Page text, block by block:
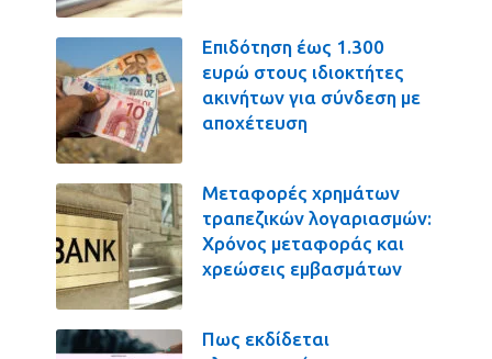
Επιδότηση έως 1.300
ευρώ στους ιδιοκτήτες
ακινήτων για σύνδεση με
αποχέτευση
Μεταφορές χρημάτων
τραπεζικών λογαριασμών:
Χρόνος μεταφοράς και
χρεώσεις εμβασμάτων
Πως εκδίδεται